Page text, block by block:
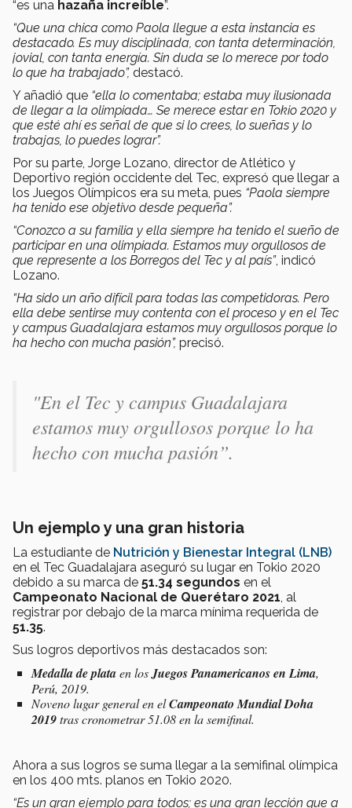
“es una hazaña increíble”.
“Que una chica como Paola llegue a esta instancia es
destacado. Es muy disciplinada, con tanta determinación,
jovial, con tanta energía. Sin duda se lo merece por todo
lo que ha trabajado”, destacó.
Y añadió que “ella lo comentaba; estaba muy ilusionada
de llegar a la olimpiada… Se merece estar en Tokio 2020 y
que esté ahí es señal de que si lo crees, lo sueñas y lo
trabajas, lo puedes lograr”.
Por su parte, Jorge Lozano, director de Atlético y
Deportivo región occidente del Tec, expresó que llegar a
los Juegos Olímpicos era su meta, pues “Paola siempre
ha tenido ese objetivo desde pequeña”.
“Conozco a su familia y ella siempre ha tenido el sueño de
participar en una olimpiada. Estamos muy orgullosos de
que represente a los Borregos del Tec y al país”, indicó
Lozano.
“Ha sido un año difícil para todas las competidoras. Pero
ella debe sentirse muy contenta con el proceso y en el Tec
y campus Guadalajara estamos muy orgullosos porque lo
ha hecho con mucha pasión”, precisó.
"En el Tec y campus Guadalajara
estamos muy orgullosos porque lo ha
hecho con mucha pasión”.
Un ejemplo y una gran historia
La estudiante de Nutrición y Bienestar Integral (LNB)
en el Tec Guadalajara aseguró su lugar en Tokio 2020
debido a su marca de 51.34 segundos en el
Campeonato Nacional de Querétaro 2021, al
registrar por debajo de la marca mínima requerida de
51.35.
Sus logros deportivos más destacados son:
Medalla de plataen losJuegos Panamericanos en Lima,
Perú, 2019.
Noveno lugar general en elCampeonato Mundial Doha
2019tras cronometrar 51.08 en la semifinal.
Ahora a sus logros se suma llegar a la semifinal olímpica
en los 400 mts. planos en Tokio 2020.
“Es un gran ejemplo para todos; es una gran lección que a